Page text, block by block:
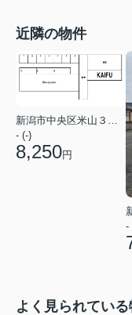
近隣の物件
- (-)
8,250円
-
よく見られてい